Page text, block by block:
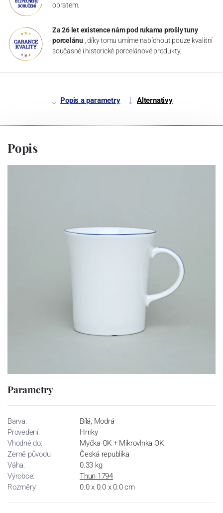
obratem.
Za 26 let existence nám pod rukama prošly tuny
porcelánu , díky tomu umíme nabídnout pouze kvalitní
současné i historické porcelánové produkty.
Popis a parametry Alternativy
Popis
Parametry
Barva:
Bílá, Modrá
Provedení:
Hrnky
Vhodné do:
Myčka OK + Mikrovlnka OK
Země původu:
Česká republika
Váha:
0.33 kg
Výrobce:
Thun 1794
Rozměry:
0.0 x 0.0 x 0.0 cm